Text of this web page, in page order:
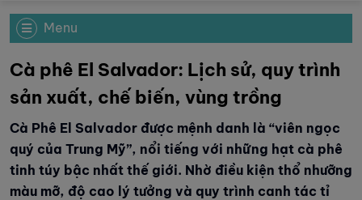
Menu
Cà phê El Salvador: Lịch sử, quy trình
sản xuất, chế biến, vùng trồng
Cà Phê El Salvador được mệnh danh là “viên ngọc
quý của Trung Mỹ”, nổi tiếng với những hạt cà phê
tinh túy bậc nhất thế giới. Nhờ điều kiện thổ nhưỡng
màu mỡ, độ cao lý tưởng và quy trình canh tác tỉ